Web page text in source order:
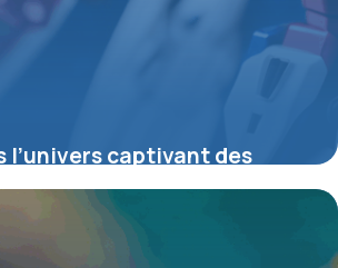
l’univers captivant des
: histoire, passion et